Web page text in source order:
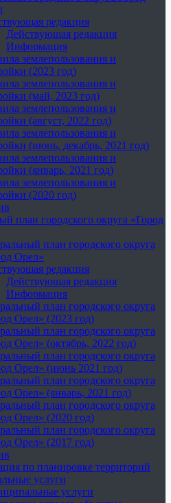
редакция
Действующая редакция
Информация
землепользования и
(2023 год)
землепользования и
(май, 2023 год)
землепользования и
(август, 2022 год)
землепользования и
(июнь, декабрь, 2021 год)
землепользования и
(январь, 2021 год)
землепользования и
(2020 год)
план городского округа «Город
план городского округа
Орел»
редакция
Действующая редакция
Информация
план городского округа
Орел» (2023 год)
план городского округа
Орел» (октябрь, 2022 год)
план городского округа
Орел» (июнь 2021 год)
план городского округа
Орел» (январь, 2021 год)
план городского округа
Орел» (2020 год)
план городского округа
Орел» (2017 год)
по планировке территорий
услуги
услуги